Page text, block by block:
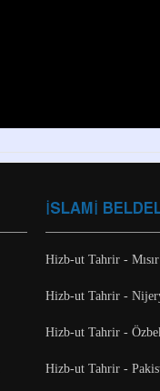
İSLAMİ
Hizb-ut Tahrir - Mısır
Hizb-ut Tahrir -
Hizb-ut Tahrir -
Hizb-ut Tahrir -